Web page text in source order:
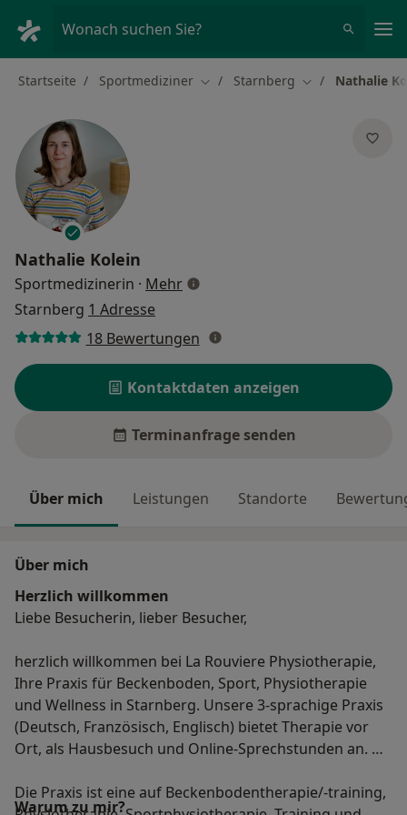
Wonach suchen Sie?
Startseite Sportmediziner Stadt ändern
Starnberg Stadt ändern
Nathalie
Nathalie Kolein
Sportmedizinerin · Mehrüber Spezialisierungen
Starnberg 1 Adresse
18 Bewertungen
Kontaktdaten anzeigen
Terminanfrage senden
Über mich Leistungen Standorte
Über mich
Herzlich willkommen
Liebe Besucherin, lieber Besucher,
herzlich willkommen bei La Rouviere Physiotherapie,
Ihre Praxis für Beckenboden, Sport, Physiotherapie
und Wellness in Starnberg. Unsere 3-sprachige Praxis
(Deutsch, Französisch, Englisch) bietet Therapie vor
Ort, als Hausbesuch und Online-Sprechstunden an.
Die Praxis ist eine auf Beckenbodentherapie/-training,
Warum zu mir?